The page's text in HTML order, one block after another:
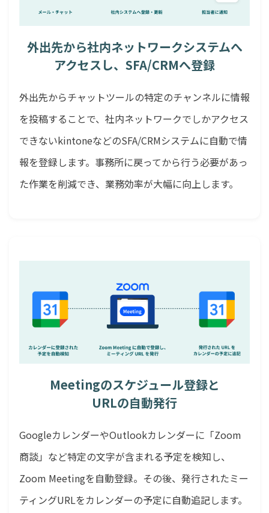
外出先から社内ネットワークシステムへ
アクセスし、SFA/CRMへ登録
外出先からチャットツールの特定のチャンネルに情報
を投稿することで、社内ネットワークでしかアクセス
できないkintoneなどのSFA/CRMシステムに自動で情
報を登録します。事務所に戻ってから行う必要があっ
た作業を削減でき、業務効率が大幅に向上します。
Meetingのスケジュール登録と
URLの自動発行
GoogleカレンダーやOutlookカレンダーに「Zoom
商談」など特定の文字が含まれる予定を検知し、
Zoom Meetingを自動登録。その後、発行されたミー
ティングURLをカレンダーの予定に自動追記します。